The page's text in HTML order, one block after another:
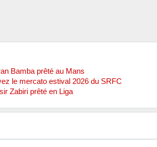
Bamba prêté au Mans
le mercato estival 2026 du SRFC
Zabiri prêté en Liga